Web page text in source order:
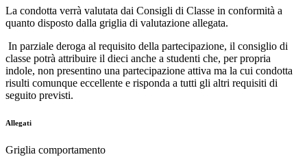
La condotta verrà valutata dai Consigli di Classe in conformità a
quanto disposto dalla griglia di valutazione allegata.
In parziale deroga al requisito della partecipazione, il consiglio di
classe potrà attribuire il dieci anche a studenti che, per propria
indole, non presentino una partecipazione attiva ma la cui condotta
risulti comunque eccellente e risponda a tutti gli altri requisiti di
seguito previsti.
Allegati
Griglia comportamento